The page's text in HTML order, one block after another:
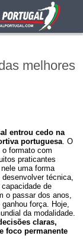
melhores
entrou cedo na
portuguesa. O
formato com
praticantes
uma forma
técnica,
de
o passar dos anos,
força. Hoje,
da modalidade.
claras,
foco permanente